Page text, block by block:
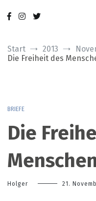
Inhalt
springen
modobonum
nur das Gute
Start 2013
Die Freiheit des
BRIEFE
Die
Holger 21.